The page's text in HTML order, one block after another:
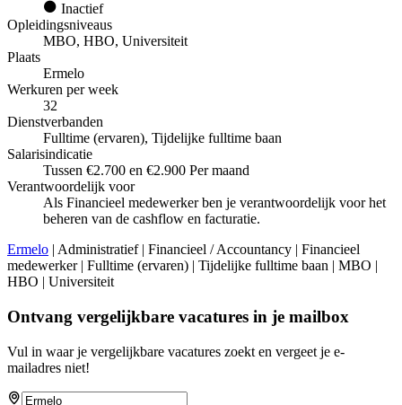
Inactief
Opleidingsniveaus
MBO, HBO, Universiteit
Plaats
Ermelo
Werkuren per week
32
Dienstverbanden
Fulltime (ervaren), Tijdelijke fulltime baan
Salarisindicatie
Tussen €2.700 en €2.900 Per maand
Verantwoordelijk voor
Als Financieel medewerker ben je verantwoordelijk voor het
beheren van de cashflow en facturatie.
Ermelo | Administratief | Financieel / Accountancy | Financieel
medewerker | Fulltime (ervaren) | Tijdelijke fulltime baan | MBO |
HBO | Universiteit
Ontvang vergelijkbare vacatures in je mailbox
Vul in waar je vergelijkbare vacatures zoekt en vergeet je e-
mailadres niet!